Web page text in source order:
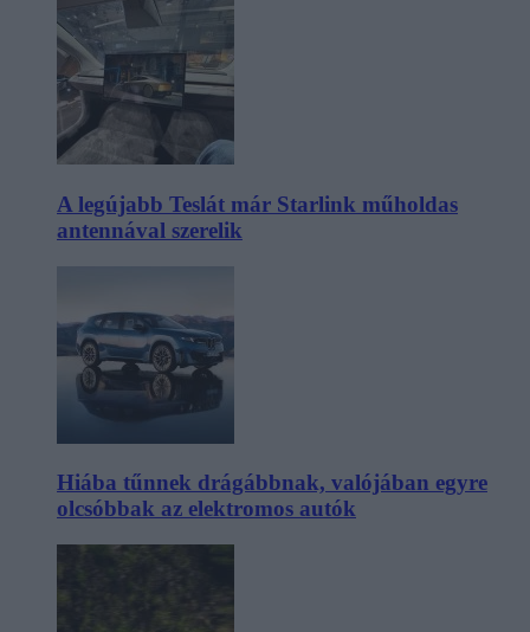
A legújabb Teslát már Starlink műholdas
antennával szerelik
Hiába tűnnek drágábbnak, valójában egyre
olcsóbbak az elektromos autók